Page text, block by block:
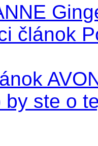
článok
by ste o